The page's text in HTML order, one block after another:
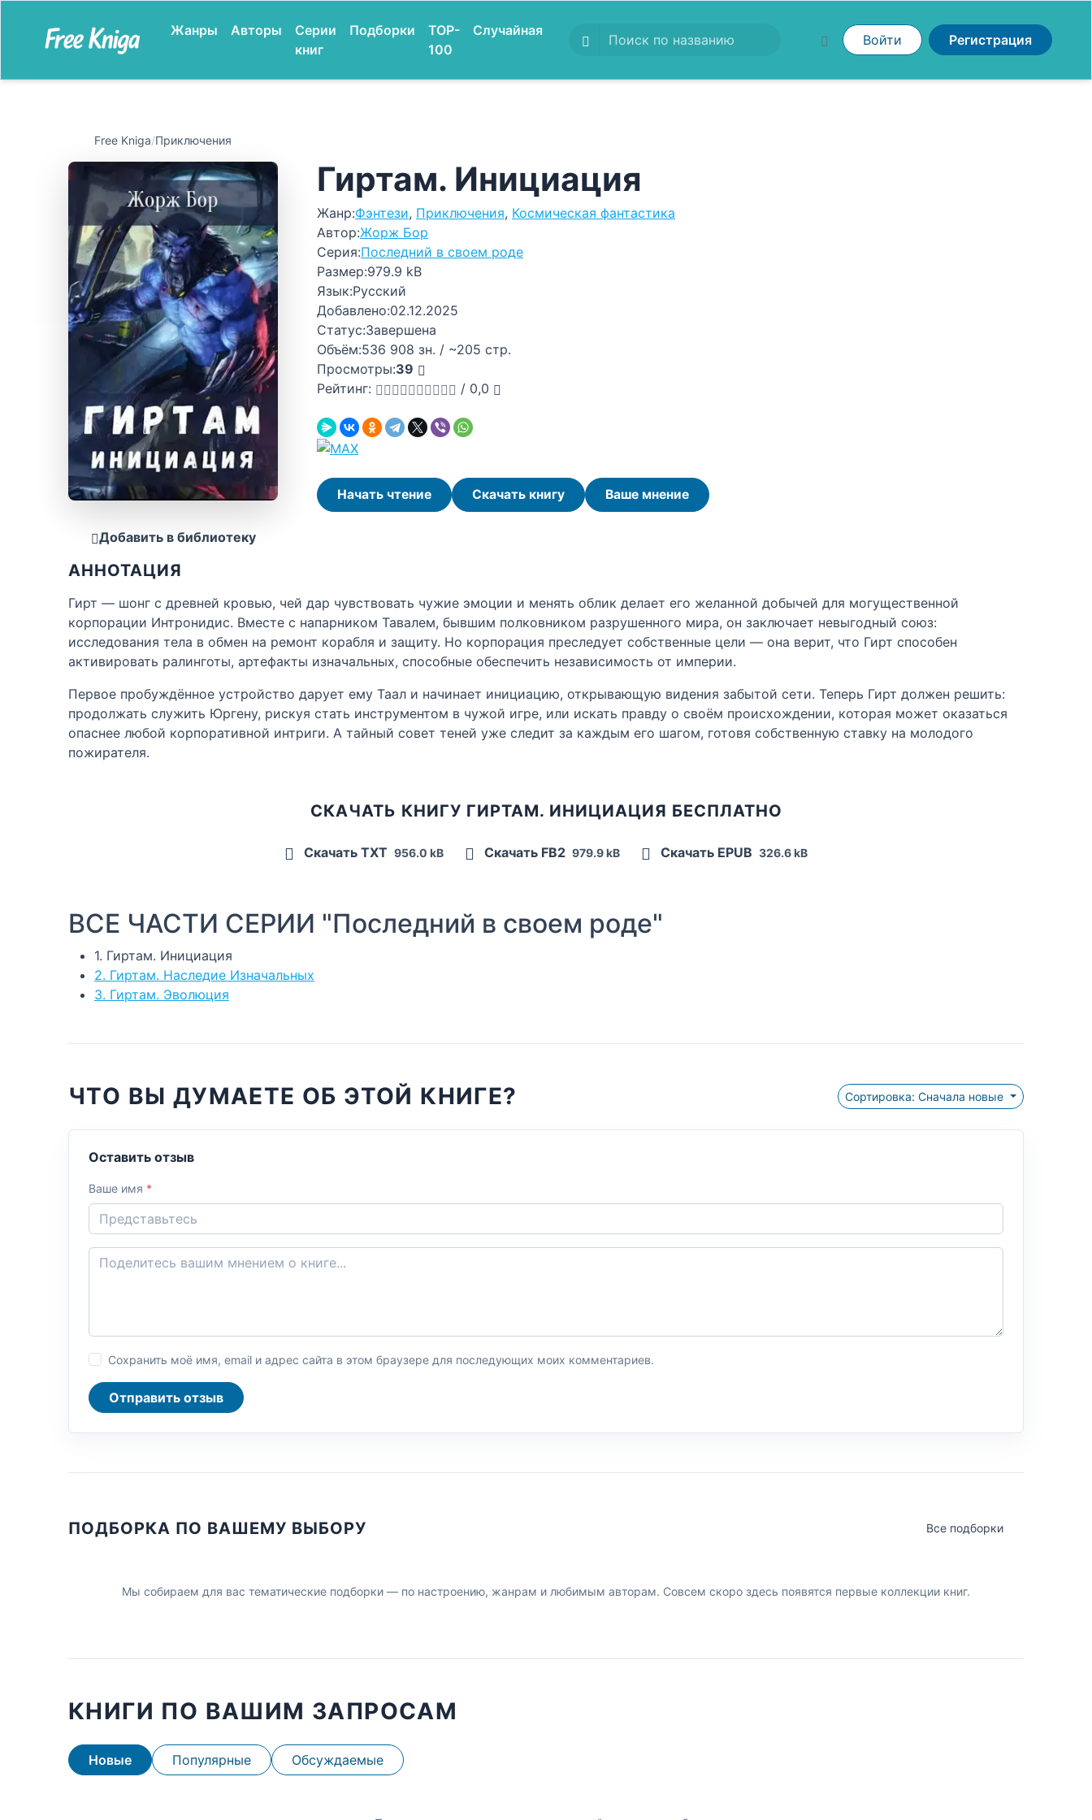
Жанры Авторы
Серии
книг
Подборки
TOP-
100
Случайная
Войти Регистрация
Free Kniga/Приключения
Добавить в библиотеку
Гиртам. Инициация
Жанр:Фэнтези, Приключения, Космическая фантастика
Автор:Жорж Бор
Серия:Последний в своем роде
Размер:979.9 kB
Язык:Русский
Добавлено:02.12.2025
Статус:Завершена
Объём:536 908 зн. / ~205 стр.
Просмотры:39
Рейтинг:
/ 0,0
Начать чтение Скачать книгу Ваше мнение
АННОТАЦИЯ
Гирт — шонг с древней кровью, чей дар чувствовать чужие эмоции и менять облик делает его желанной добычей для могущественной
корпорации Интронидис. Вместе с напарником Тавалем, бывшим полковником разрушенного мира, он заключает невыгодный союз:
исследования тела в обмен на ремонт корабля и защиту. Но корпорация преследует собственные цели — она верит, что Гирт способен
активировать ралинготы, артефакты изначальных, способные обеспечить независимость от империи.
Первое пробуждённое устройство дарует ему Таал и начинает инициацию, открывающую видения забытой сети. Теперь Гирт должен решить:
продолжать служить Юргену, рискуя стать инструментом в чужой игре, или искать правду о своём происхождении, которая может оказаться
опаснее любой корпоративной интриги. А тайный совет теней уже следит за каждым его шагом, готовя собственную ставку на молодого
пожирателя.
СКАЧАТЬ КНИГУ ГИРТАМ. ИНИЦИАЦИЯ БЕСПЛАТНО
Скачать TXT 956.0 kB Скачать FB2 979.9 kB Скачать EPUB 326.6 kB
ВСЕ ЧАСТИ СЕРИИ "Последний в своем роде"
1. Гиртам. Инициация
2. Гиртам. Наследие Изначальных
3. Гиртам. Эволюция
ЧТО ВЫ ДУМАЕТЕ ОБ ЭТОЙ КНИГЕ? Сортировка: Сначала новые
Оставить отзыв
Ваше имя *
Сохранить моё имя, email и адрес сайта в этом браузере для последующих моих комментариев.
Отправить отзыв
ПОДБОРКА ПО ВАШЕМУ ВЫБОРУ Все подборки
Мы собираем для вас тематические подборки — по настроению, жанрам и любимым авторам. Совсем скоро здесь появятся первые коллекции книг.
КНИГИ ПО ВАШИМ ЗАПРОСАМ
Новые Популярные Обсуждаемые